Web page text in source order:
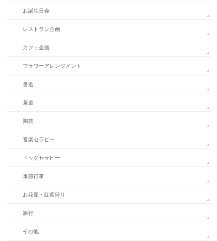
お誕生日会
レストラン企画
カフェ企画
フラワーアレンジメント
書道
茶道
陶芸
音楽セラピー
ドッグセラピー
季節行事
お花見・紅葉狩り
旅行
その他